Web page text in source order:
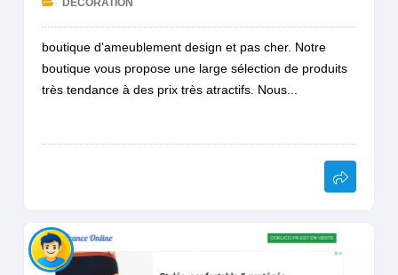
DÉCORATION
boutique d'ameublement design et pas cher. Notre
boutique vous propose une large sélection de produits
très tendance à des prix très atractifs. Nous...